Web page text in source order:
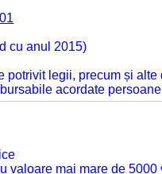
cu anul 2015)
legii, precum și
acordate
valoare mai mare de 5000